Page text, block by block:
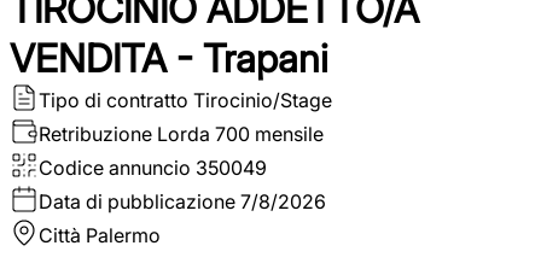
VENDITA - Trapani
Tipo di contratto Tirocinio/Stage
Retribuzione Lorda 700 mensile
Codice annuncio 350049
Data di pubblicazione 7/8/2026
Città Palermo